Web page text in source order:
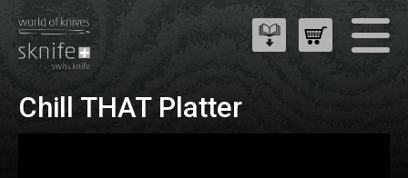
Chill THAT Platter